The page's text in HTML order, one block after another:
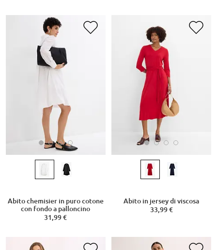
Abito chemisier in puro cotone
con fondo a palloncino
31,99 €
Abito in jersey di viscosa
33,99 €